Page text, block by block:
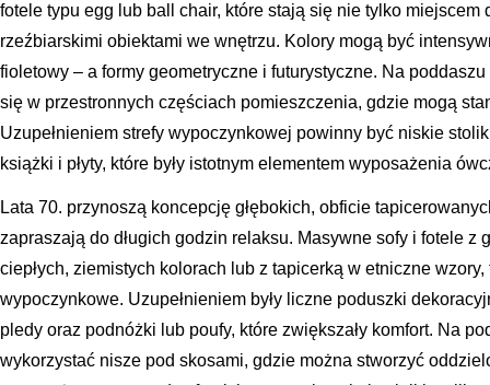
fotele typu egg lub ball chair, które stają się nie tylko miejscem
rzeźbiarskimi obiektami we wnętrzu. Kolory mogą być
fioletowy – a formy geometryczne i futurystyczne. Na
się w przestronnych częściach pomieszczenia, gdzie mogą
Uzupełnieniem strefy wypoczynkowej powinny być niskie
książki i płyty, które były istotnym elementem wyposażenia
Lata 70. przynoszą koncepcję głębokich, obficie
zapraszają do długich godzin relaksu. Masywne sofy i fotele z
ciepłych, ziemistych kolorach lub z tapicerką w etniczne
wypoczynkowe. Uzupełnieniem były liczne poduszki
pledy oraz podnóżki lub poufy, które zwiększały komfort. Na
wykorzystać nisze pod skosami, gdzie można stworzyć